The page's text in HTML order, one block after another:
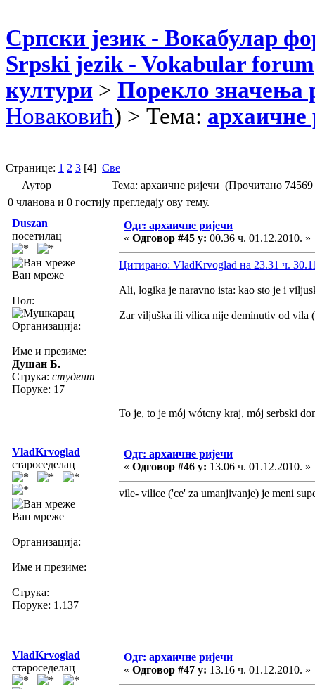
Српски језик - Вокабулар
Srpski jezik - Vokabular forum
култури > Порекло значења
Новаковић) > Тема: архаичне
Странице: 1 2 3 [4] Све
Аутор
Тема: архаичне ријечи (Прочитано 74569
0 чланова и 0 гостију прегледају ову тему.
Duszan
посетилац
Ван мреже
Пол:
Организација:
Име и презиме:
Душан Б.
Струка: студент
Поруке: 17
Одг: архаичне ријечи
« Одговор #45 у: 00.36 ч. 01.12.2010. »
Цитирано: VladKrvoglad на 23.31 ч.
Ali, logika je naravno ista: kao sto je i
Zar viljuška ili vilica nije deminutiv od vila
To je, to je mój wótcny kraj, mój serbski
VladKrvoglad
староседелац
Ван мреже
Организација:
Име и презиме:
Струка:
Поруке: 1.137
Одг: архаичне ријечи
« Одговор #46 у: 13.06 ч. 01.12.2010. »
vile- vilice ('ce' za umanjivanje) je meni
VladKrvoglad
староседелац
Одг: архаичне ријечи
« Одговор #47 у: 13.16 ч. 01.12.2010. »